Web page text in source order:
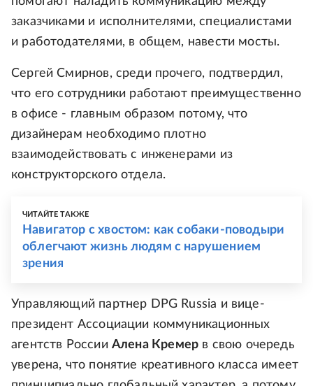
заказчиками и исполнителями, специалистами
и работодателями, в общем, навести мосты.
Сергей Смирнов, среди прочего, подтвердил,
что его сотрудники работают преимущественно
в офисе - главным образом потому, что
дизайнерам необходимо плотно
взаимодействовать с инженерами из
конструкторского отдела.
ЧИТАЙТЕ ТАКЖЕ
Навигатор с хвостом: как собаки-поводыри
облегчают жизнь людям с нарушением
зрения
Управляющий партнер DPG Russia и вице-
президент Ассоциации коммуникационных
агентств России Алена Кремер в свою очередь
уверена, что понятие креативного класса имеет